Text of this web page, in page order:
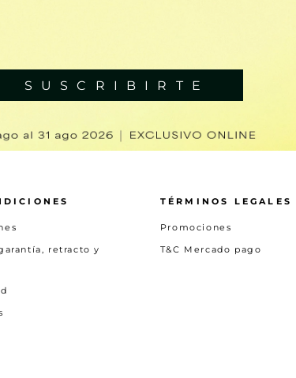
SUSCRIBIRTE
retracto y
TÉRMINOS LEGALES
Promociones
T&C Mercado pago